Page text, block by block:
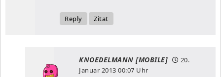
Reply Zitat
KNOEDELMANN [MOBILE]
20.
Januar 2013 00:07 Uhr